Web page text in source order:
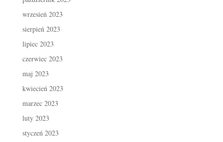
wrzesień 2023
sierpień 2023
lipiec 2023
czerwiec 2023
maj 2023
kwiecień 2023
marzec 2023
luty 2023
styczeń 2023